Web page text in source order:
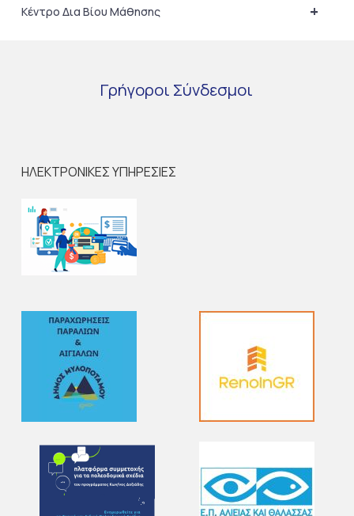
+
Κέντρο Δια Βίου Μάθησης
Γρήγοροι Σύνδεσμοι
ΗΛΕΚΤΡΟΝΙΚΕΣ ΥΠΗΡΕΣΙΕΣ